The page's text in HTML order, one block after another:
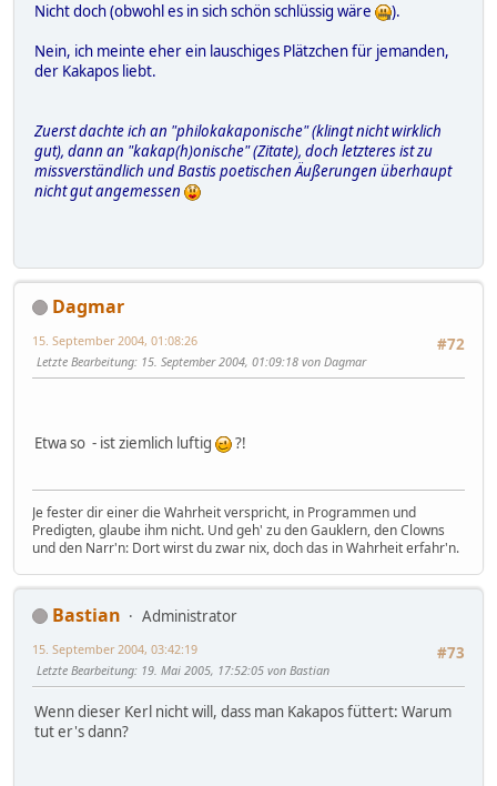
Nicht doch (obwohl es in sich schön schlüssig wäre
).
Nein, ich meinte eher ein lauschiges Plätzchen für jemanden,
der Kakapos liebt.
Zuerst dachte ich an "philokakaponische" (klingt nicht wirklich
gut), dann an "kakap(h)onische" (Zitate), doch letzteres ist zu
missverständlich und Bastis poetischen Äußerungen überhaupt
nicht gut angemessen
Dagmar
#72
15. September 2004, 01:08:26
Letzte Bearbeitung: 15. September 2004, 01:09:18 von Dagmar
Etwa so - ist ziemlich luftig ?!
Je fester dir einer die Wahrheit verspricht, in Programmen und
Predigten, glaube ihm nicht. Und geh' zu den Gauklern, den Clowns
und den Narr'n: Dort wirst du zwar nix, doch das in Wahrheit erfahr'n.
Bastian
Administrator
#73
15. September 2004, 03:42:19
Letzte Bearbeitung: 19. Mai 2005, 17:52:05 von Bastian
Wenn dieser Kerl nicht will, dass man Kakapos füttert: Warum
tut er's dann?